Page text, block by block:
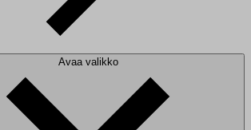
Avaa valikko